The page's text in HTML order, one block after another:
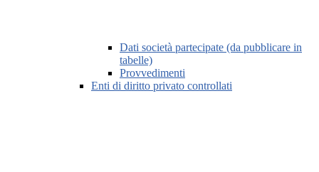
Dati società partecipate (da pubblicare in
tabelle)
Provvedimenti
Enti di diritto privato controllati